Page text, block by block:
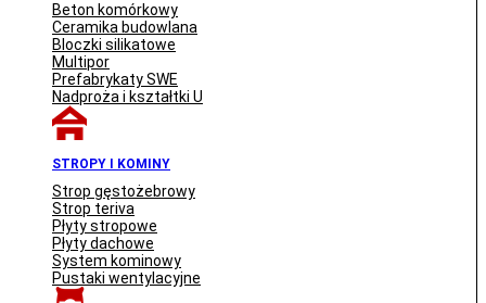
Beton komórkowy
Ceramika budowlana
Bloczki silikatowe
Multipor
Prefabrykaty SWE
Nadproża i kształtki U
STROPY I KOMINY
Strop gęstożebrowy
Strop teriva
Płyty stropowe
Płyty dachowe
System kominowy
Pustaki wentylacyjne